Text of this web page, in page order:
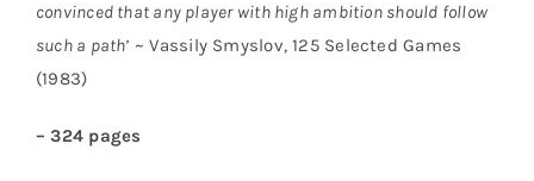
convinced that any player with high ambition should follow
such a path’ ~ Vassily Smyslov, 125 Selected Games
(1983)
– 324 pages